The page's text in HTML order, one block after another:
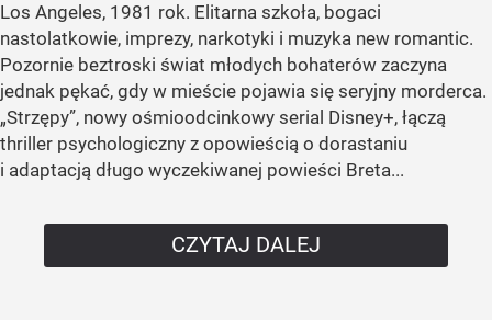
Los Angeles, 1981 rok. Elitarna szkoła, bogaci
nastolatkowie, imprezy, narkotyki i muzyka new romantic.
Pozornie beztroski świat młodych bohaterów zaczyna
jednak pękać, gdy w mieście pojawia się seryjny morderca.
„Strzępy”, nowy ośmioodcinkowy serial Disney+, łączą
thriller psychologiczny z opowieścią o dorastaniu
i adaptacją długo wyczekiwanej powieści Breta...
CZYTAJ DALEJ